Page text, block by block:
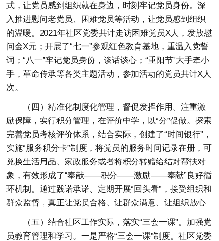
式，让党员感到组织就在身边，时刻牢记党员身份。深
入推进慰问老党员、困难党员等活动，让党员感到组织
的温暖。2021年社区党委共计走访困难党员X人，发放慰
问金X元；开展了“七一”参观红色教育基地，重温入党誓
词；“八一”牢记党员身份，谈话谈心；“重阳节”大手牵小
手，革命传承等各类主题活动，参加活动的党员共计X人
次。
（四）精准化制度化管理，督促发挥作用。注重激
励保障，实行积分管理，在评价中学，以“分”促做。探索
完善党员考核评价体系，结合实际，创建了“时间银行”，
实施“服务积分卡”制度，将党员的服务时间记录在册，可
兑换生活用品、家政服务或者将积分转赠给结对帮扶对
象，有效形成了“奉献——积分——激励——奉献”良好循
环机制。通过践诺承诺、定期开展“回头看”，接受组织和
群众监督，真正让党员合格、让群众满意、让组织放心
（五）结合社区工作实际，落实“三会一课”。加强党
员教育管理和学习。一是严格“三会一课”制度。社区党委